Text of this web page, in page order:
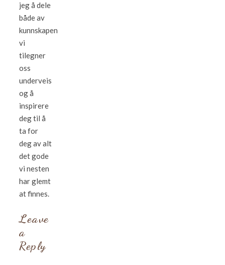
jeg å dele
både av
kunnskapen
vi
tilegner
oss
underveis
og å
inspirere
deg til å
ta for
deg av alt
det gode
vi nesten
har glemt
at finnes.
Leave
a
Reply